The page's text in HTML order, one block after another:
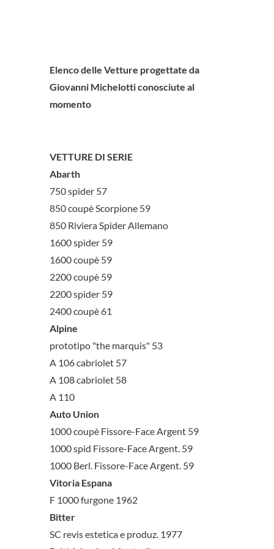
Elenco delle Vetture progettate da
Giovanni Michelotti conosciute al
momento
VETTURE DI SERIE
Abarth
750 spider 57
850 coupè Scorpione 59
850 Riviera Spider Allemano
1600 spider 59
1600 coupè 59
2200 coupè 59
2200 spider 59
2400 coupè 61
Alpine
prototipo "the marquis" 53
A 106 cabriolet 57
A 108 cabriolet 58
A 110
Auto Union
1000 coupè Fissore-Face Argent 59
1000 spid Fissore-Face Argent. 59
1000 Berl. Fissore-Face Argent. 59
Vitoria Espana
F 1000 furgone 1962
Bitter
SC revis estetica e produz. 1977